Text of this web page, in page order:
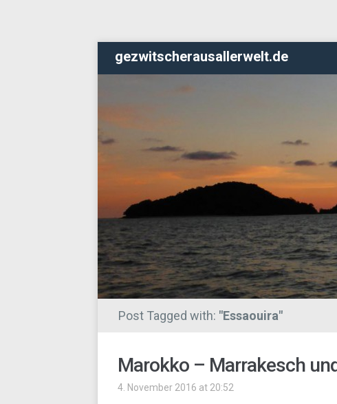
gezwitscherausallerwelt.de
Post Tagged with: "Essaouira"
Marokko – Marrakesch
4. November 2016 at 20:52